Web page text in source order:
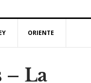
ORIENTE
– La